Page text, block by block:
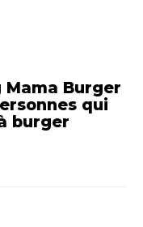
Burger
qui
burger